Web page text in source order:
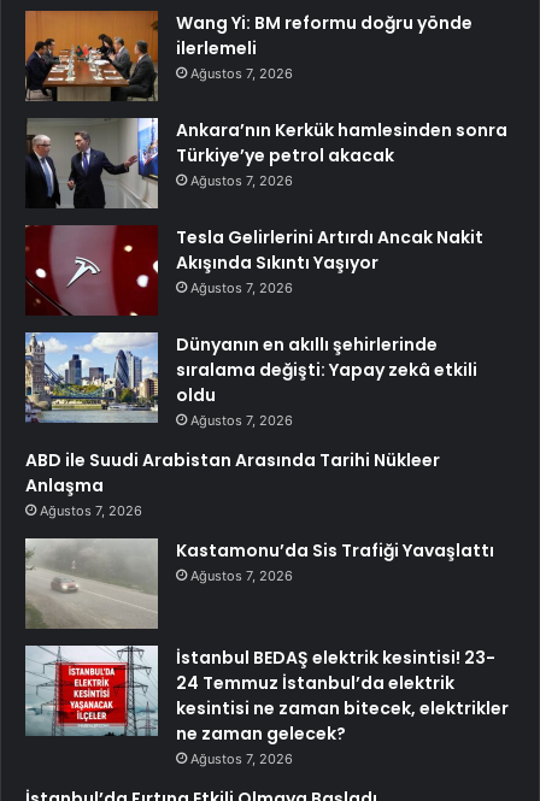
Wang Yi: BM reformu doğru yönde
ilerlemeli
Ağustos 7, 2026
Ankara’nın Kerkük hamlesinden sonra
Türkiye’ye petrol akacak
Ağustos 7, 2026
Tesla Gelirlerini Artırdı Ancak Nakit
Akışında Sıkıntı Yaşıyor
Ağustos 7, 2026
Dünyanın en akıllı şehirlerinde
sıralama değişti: Yapay zekâ etkili
oldu
Ağustos 7, 2026
ABD ile Suudi Arabistan Arasında Tarihi Nükleer
Anlaşma
Ağustos 7, 2026
Kastamonu’da Sis Trafiği Yavaşlattı
Ağustos 7, 2026
İstanbul BEDAŞ elektrik kesintisi! 23-
24 Temmuz İstanbul’da elektrik
kesintisi ne zaman bitecek, elektrikler
ne zaman gelecek?
Ağustos 7, 2026